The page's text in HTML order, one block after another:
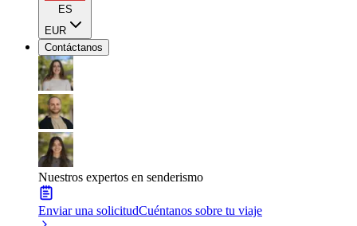
ES
EUR
Contáctanos
Nuestros expertos en senderismo
Enviar una solicitudCuéntanos sobre tu viaje